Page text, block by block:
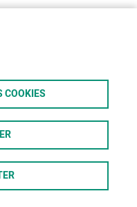
COOKIES